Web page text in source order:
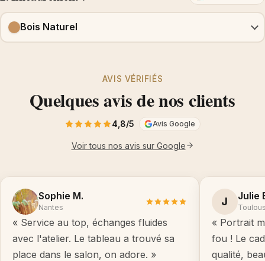
Bois Naturel
AVIS VÉRIFIÉS
Quelques avis de nos clients
4,8/5 Avis Google
Voir tous nos avis sur Google
Sophie M.
Nantes
« Service au top, échanges fluides
avec l'atelier. Le tableau a trouvé sa
place dans le salon, on adore. »
J Julie
« Portrait
fou ! Le
qualité,